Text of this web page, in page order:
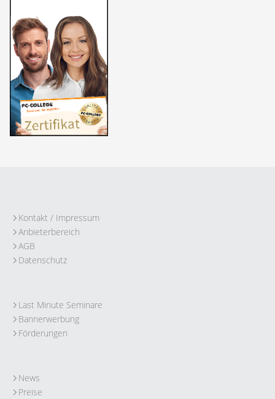
Kontakt / Impressum
Anbieterbereich
AGB
Datenschutz
Last Minute Seminare
Bannerwerbung
Förderungen
News
Preise